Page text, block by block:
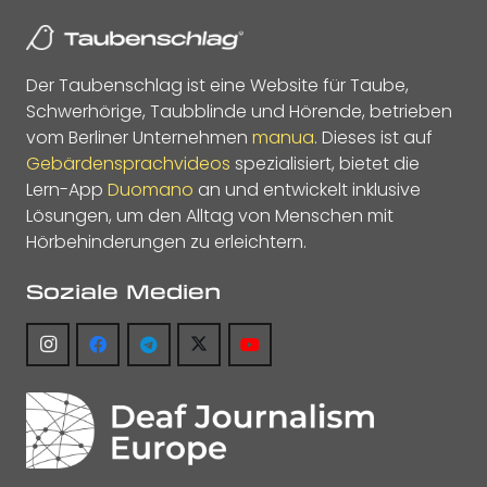
Der Taubenschlag ist eine Website für Taube,
Schwerhörige, Taubblinde und Hörende, betrieben
vom Berliner Unternehmen manua. Dieses ist auf
Gebärdensprachvideos spezialisiert, bietet die
Lern-App Duomano an und entwickelt inklusive
Lösungen, um den Alltag von Menschen mit
Hörbehinderungen zu erleichtern.
Soziale Medien